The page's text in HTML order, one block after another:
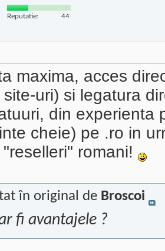
Reputatie: 44
maxima, acces
uri) si legatura
din experienta
cheie) pe .ro in
romani!
în original de Broscoi
fi avantajele ?